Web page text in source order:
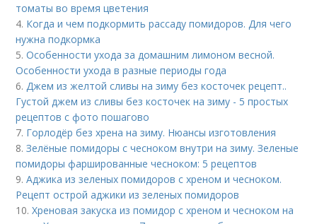
томаты во время цветения
4. Когда и чем подкормить рассаду помидоров. Для чего
нужна подкормка
5.Особенности ухода за домашним лимоном весной.
Особенности ухода в разные периоды года
6.Джем из желтой сливы на зиму без косточек рецепт..
Густой джем из сливы без косточек на зиму - 5 простых
рецептов с фото пошагово
7. Горлодёр без хрена на зиму. Нюансы изготовления
8.Зелёные помидоры с чесноком внутри на зиму. Зеленые
помидоры фаршированные чесноком: 5 рецептов
9.Аджика из зеленых помидоров с хреном и чесноком.
Рецепт острой аджики из зеленых помидоров
10.Хреновая закуска из помидор с хреном и чесноком на